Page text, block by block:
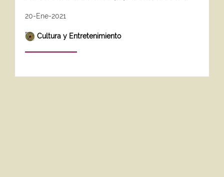
20-Ene-2021
Cultura y Entretenimiento